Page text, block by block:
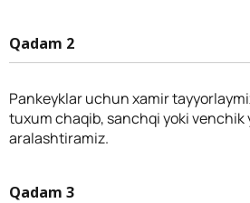
Qadam 2
Pankeyklar uchun xamir
tuxum chaqib, sanchqi yoki venchik
aralashtiramiz.
Qadam 3